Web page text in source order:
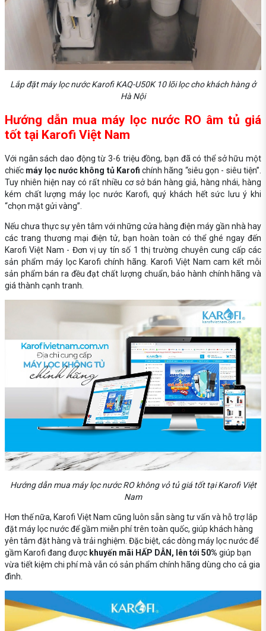
Lắp đặt máy lọc nước Karofi KAQ-U50K 10 lõi lọc cho khách hàng ở
Hà Nội
Hướng dẫn mua máy lọc nước RO âm tủ giá
tốt tại Karofi Việt Nam
Với ngân sách dao động từ 3-6 triệu đồng, bạn đã có thể sở hữu một
chiếc máy lọc nước không tủ Karofi chính hãng “siêu gọn - siêu tiện”.
Tuy nhiên hiện nay có rất nhiều cơ sở bán hàng giả, hàng nhái, hàng
kém chất lượng máy lọc nước Karofi, quý khách hết sức lưu ý khi
“chọn mặt gửi vàng”.
Nếu chưa thực sự yên tâm với những cửa hàng điện máy gần nhà hay
các trang thương mại điện tử, bạn hoàn toàn có thể ghé ngay đến
Karofi Việt Nam - Đơn vị uy tín số 1 thị trường chuyên cung cấp các
sản phẩm máy lọc Karofi chính hãng. Karofi Việt Nam cam kết mỗi
sản phẩm bán ra đều đạt chất lượng chuẩn, bảo hành chính hãng và
giá thành cạnh tranh.
Hướng dẫn mua máy lọc nước RO không vỏ tủ giá tốt tại Karofi Việt
Nam
Hơn thế nữa, Karofi Việt Nam cũng luôn sẵn sàng tư vấn và hỗ trợ lắp
đặt máy lọc nước để gầm miễn phí trên toàn quốc, giúp khách hàng
yên tâm đặt hàng và trải nghiệm. Đặc biệt, các dòng máy lọc nước để
gầm Karofi đang được khuyến mãi HẤP DẪN, lên tới 50% giúp bạn
vừa tiết kiệm chi phí mà vẫn có sản phẩm chính hãng dùng cho cả gia
đình.